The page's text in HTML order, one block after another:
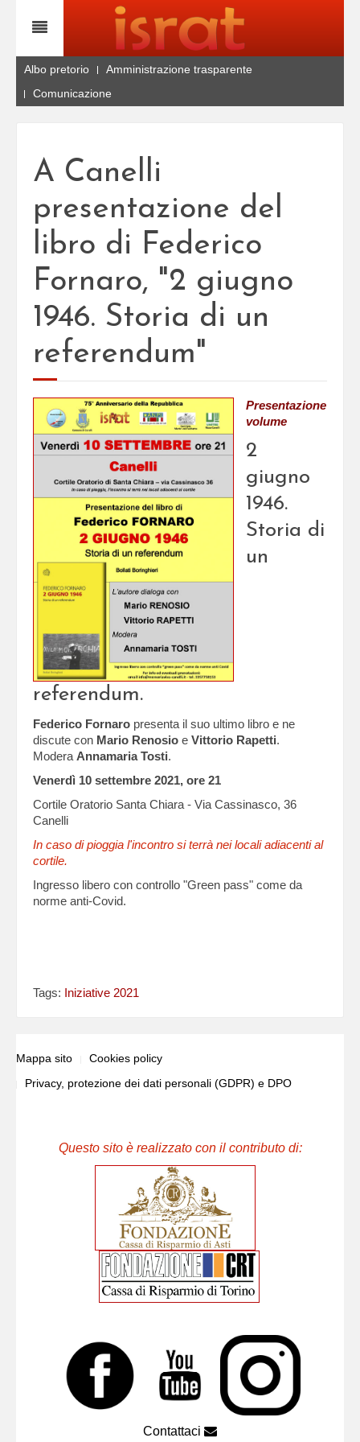
Albo pretorio
Amministrazione trasparente
Comunicazione
A Canelli
presentazione del
libro di Federico
Fornaro, "2 giugno
1946. Storia di un
referendum"
Presentazione
volume
2
giugno
1946.
Storia di
un
referendum.
Federico Fornaro presenta il suo ultimo libro e ne
discute con Mario Renosio e Vittorio Rapetti.
Modera Annamaria Tosti.
Venerdì 10 settembre 2021, ore 21
Cortile Oratorio Santa Chiara - Via Cassinasco, 36
Canelli
In caso di pioggia l'incontro si terrà nei locali adiacenti al
cortile.
Ingresso libero con controllo "Green pass" come da
norme anti-Covid.
Tags: Iniziative 2021
Mappa sito
Cookies policy
Privacy, protezione dei dati personali (GDPR) e DPO
Questo sito è realizzato con il contributo di:
Contattaci